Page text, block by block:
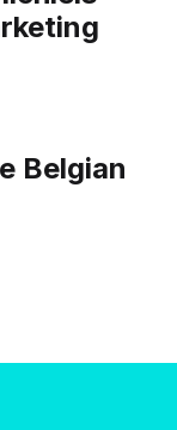
Belgian